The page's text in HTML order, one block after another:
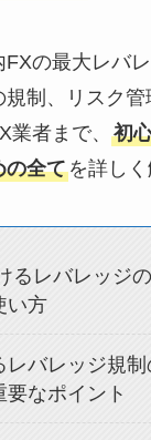
FXの最大レバ
制、リスク管
業者まで、 初
の全てを詳しく
るレバレッジ
い方
バレッジ規制
なポイント